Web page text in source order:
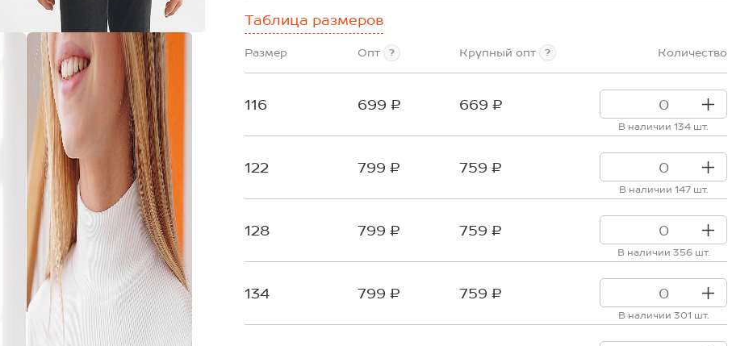
Таблица размеров
Размер Опт ? Крупный опт ? Количество
116 699 ₽ 669 ₽
В наличии 134 шт.
122 799 ₽ 759 ₽
В наличии 147 шт.
128 799 ₽ 759 ₽
В наличии 356 шт.
134 799 ₽ 759 ₽
В наличии 301 шт.